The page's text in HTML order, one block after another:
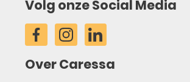
Volg onze Social Media
Over Caressa